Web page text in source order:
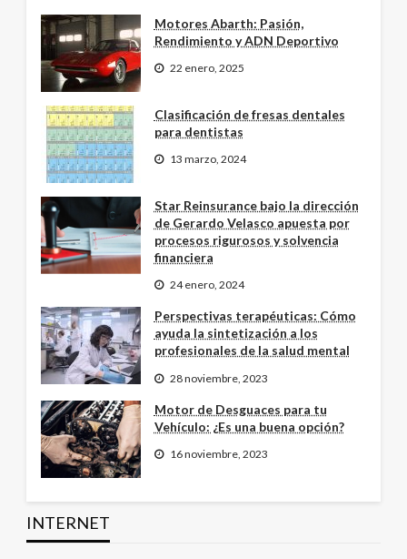
Motores Abarth: Pasión,
Rendimiento y ADN Deportivo
22 enero, 2025
Clasificación de fresas dentales
para dentistas
13 marzo, 2024
Star Reinsurance bajo la dirección
de Gerardo Velasco apuesta por
procesos rigurosos y solvencia
financiera
24 enero, 2024
Perspectivas terapéuticas: Cómo
ayuda la sintetización a los
profesionales de la salud mental
28 noviembre, 2023
Motor de Desguaces para tu
Vehículo: ¿Es una buena opción?
16 noviembre, 2023
INTERNET